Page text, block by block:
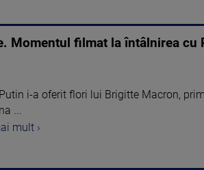
Momentul filmat la întâlnirea cu
i-a oferit flori lui Brigitte Macron,
...
mult ›